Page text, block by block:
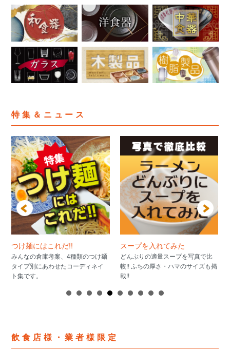
特集＆ニュース
つけ麺にはこれだ!!
みんなの倉庫考案、4種類のつけ麺
タイプ別にあわせたコーディネイ
ト集です。
スープを入れてみた
どんぶりの適量スープを写真で比
較!! ふちの厚さ・ハマのサイズも掲
載!!
飲食店様・業者様限定